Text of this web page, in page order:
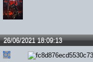
26/06/2021 18:09:13